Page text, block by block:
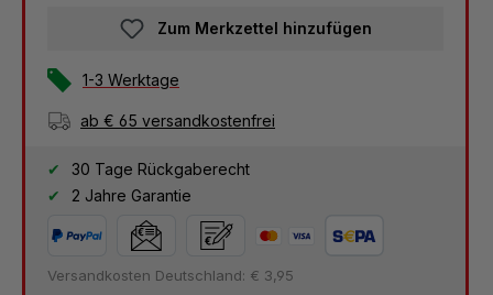
Zum Merkzettel hinzufügen
1-3 Werktage
ab € 65 versandkostenfrei
30 Tage Rückgaberecht
2 Jahre Garantie
Versandkosten Deutschland: € 3,95